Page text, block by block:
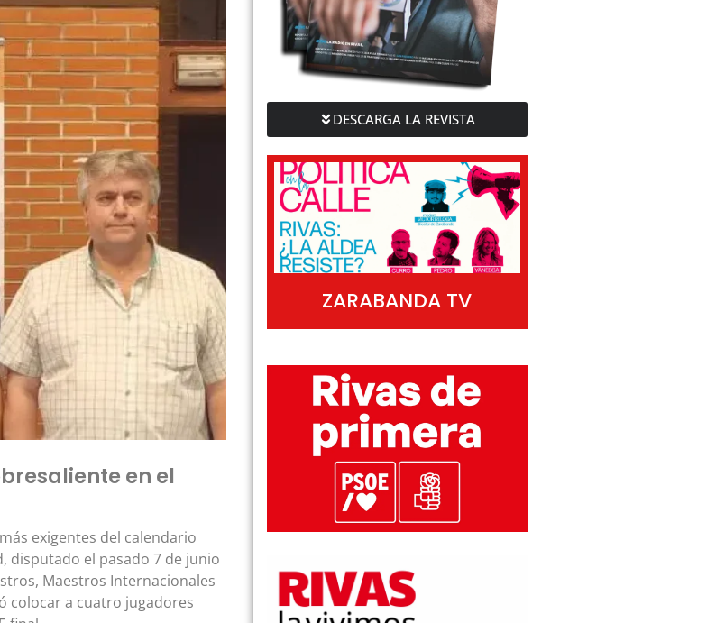
en el
exigentes del calendario
disputado el pasado 7 de junio
Maestros Internacionales
colocar a cuatro jugadores
DESCARGA LA REVISTA
ZARABANDA TV